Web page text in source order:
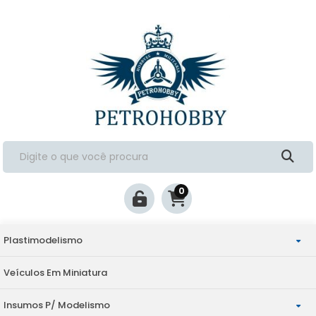
0
Plastimodelismo
Aviação
Escala 1/144
Militaria
Veículos Em Miniatura
Insumos P/ Modelismo